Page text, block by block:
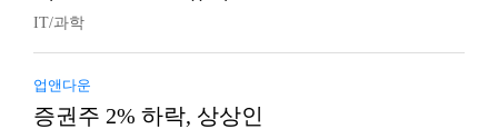
IT/과학
업앤다운
증권주 2% 하락, 상상인